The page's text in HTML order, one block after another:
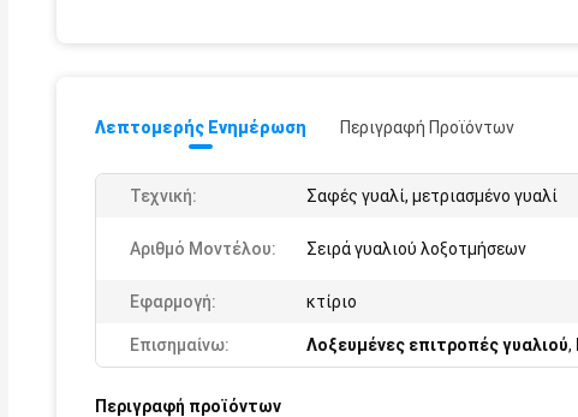
Λεπτομερής Ενημέρωση Περιγραφή Προϊόντων
Τεχνική: Σαφές γυαλί, μετριασμένο γυαλί
Αριθμό Μοντέλου: Σειρά γυαλιού λοξοτμήσεων
Εφαρμογή: κτίριο
Επισημαίνω: Λοξευμένες επιτροπές γυαλιού,
Περιγραφή προϊόντων